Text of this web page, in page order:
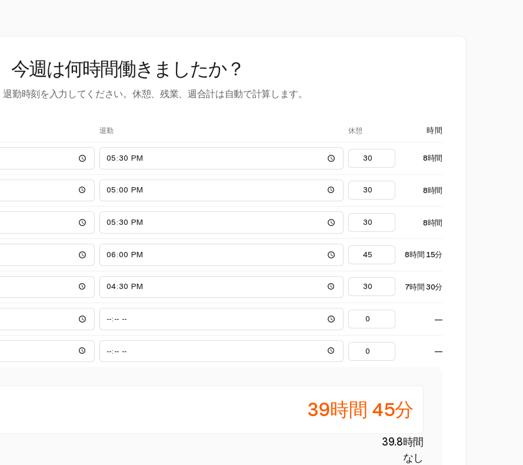
今週は何時間働きましたか？
勤時刻を入力してください。休憩、残業、週合計は自動で計算します。
退勤 休憩 時間
8時間
8時間
8時間
8時間 15分
7時間 30分
—
—
39時間 45分
39.8時間
なし